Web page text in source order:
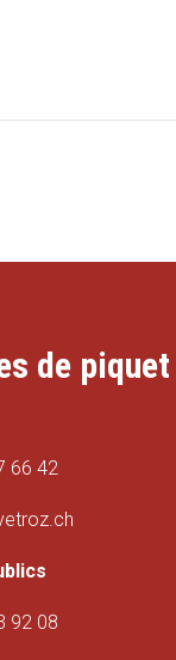
de piquet
66 42
92 08